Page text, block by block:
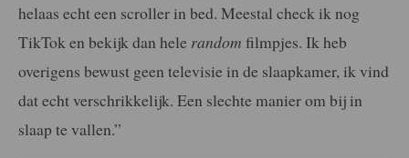
helaas echt een scroller in bed. Meestal check ik nog
TikTok en bekijk dan hele random filmpjes. Ik heb
overigens bewust geen televisie in de slaapkamer, ik vind
dat echt verschrikkelijk. Een slechte manier om bij in
slaap te vallen.”